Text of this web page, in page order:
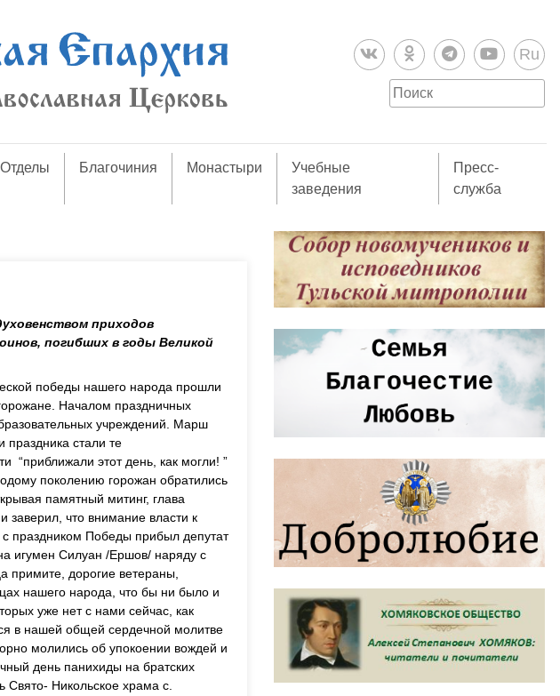
Ru
Отделы Благочиния Монастыри
Учебные
заведения
Пресс-
служба
приходов
погибших в годы Великой
победы нашего народа прошли
Началом праздничных
учреждений. Марш
стали те
“приближали этот день, как могли! ”
поколению горожан обратились
памятный митинг, глава
заверил, что внимание власти к
праздником Победы прибыл депутат
игумен Силуан /Ершов/ наряду с
примите, дорогие ветераны,
нашего народа, что бы ни было и
уже нет с нами сейчас, как
в нашей общей сердечной молитве
молились об упокоении вождей и
день панихиды на братских
Свято- Никольское храма с.